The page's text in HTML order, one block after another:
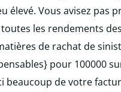
élevé. Vous avisez pas
les rendements des
de rachat de
pour 100000
beaucoup de votre